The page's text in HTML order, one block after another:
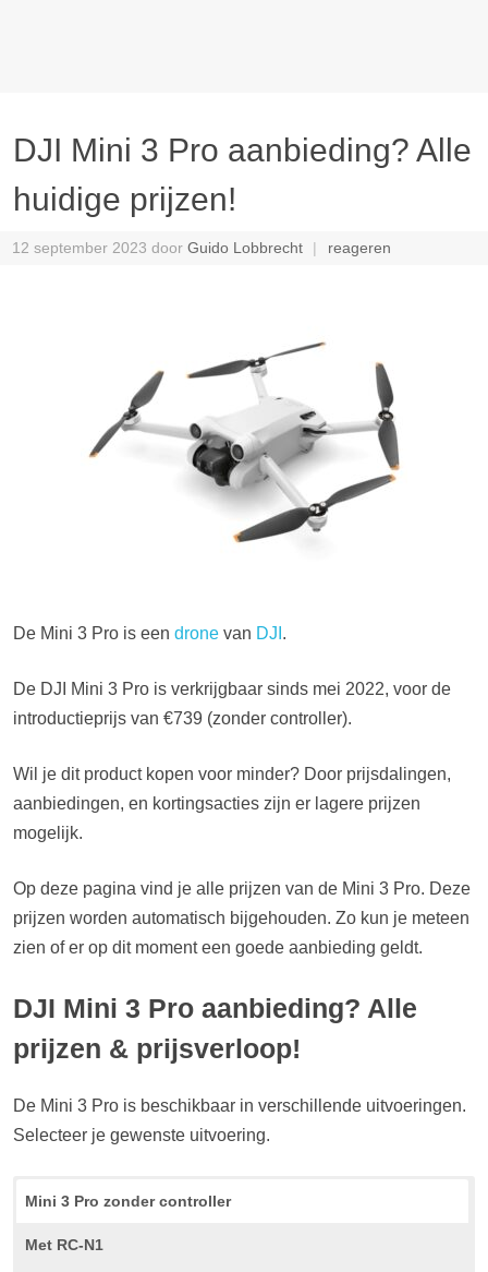
DJI Mini 3 Pro aanbieding? Alle
huidige prijzen!
12 september 2023 door Guido Lobbrecht reageren
De Mini 3 Pro is een drone van DJI .
De DJI Mini 3 Pro is verkrijgbaar sinds mei 2022, voor de
introductieprijs van €739 (zonder controller).
Wil je dit product kopen voor minder? Door prijsdalingen,
aanbiedingen, en kortingsacties zijn er lagere prijzen
mogelijk.
Op deze pagina vind je alle prijzen van de Mini 3 Pro. Deze
prijzen worden automatisch bijgehouden. Zo kun je meteen
zien of er op dit moment een goede aanbieding geldt.
DJI Mini 3 Pro aanbieding? Alle
prijzen & prijsverloop!
De Mini 3 Pro is beschikbaar in verschillende uitvoeringen.
Selecteer je gewenste uitvoering.
Mini 3 Pro zonder controller
Met RC-N1